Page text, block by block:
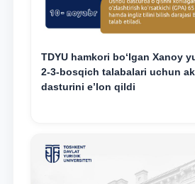
TDYU hamkori bo‘lgan Xanoy
2-3-bosqich talabalari uchun
dasturini e’lon qildi